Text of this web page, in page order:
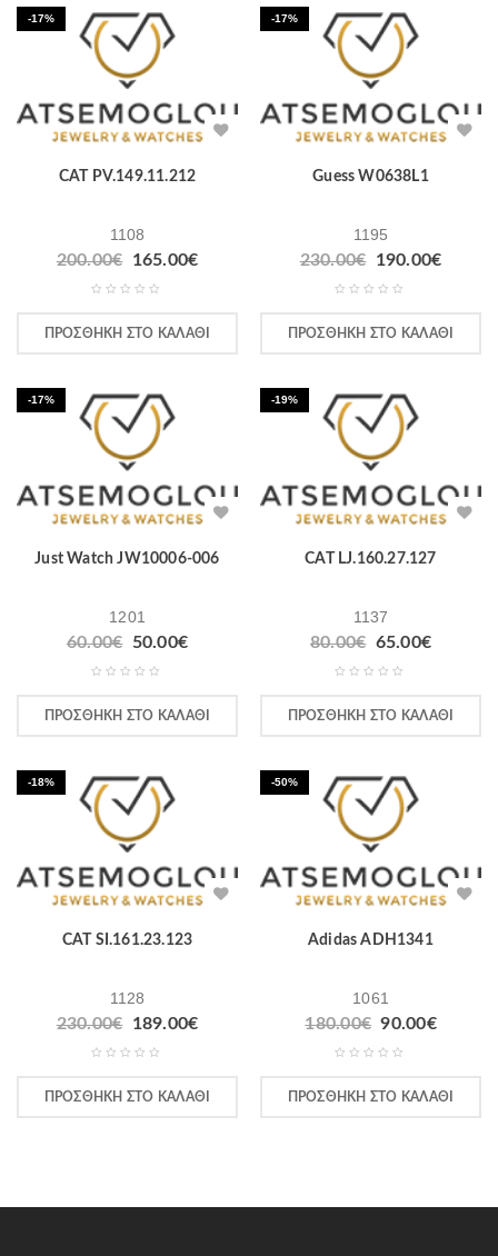
-17%
CAT PV.149.11.212
1108
200.00€ 165.00€
ΠΡΟΣΘΉΚΗ ΣΤΟ ΚΑΛΆΘΙ
-17%
Guess W0638L1
1195
230.00€ 190.00€
ΠΡΟΣΘΉΚΗ ΣΤΟ ΚΑΛΆΘΙ
-17%
Just Watch JW10006-006
1201
60.00€ 50.00€
ΠΡΟΣΘΉΚΗ ΣΤΟ ΚΑΛΆΘΙ
-19%
CAT LJ.160.27.127
1137
80.00€ 65.00€
ΠΡΟΣΘΉΚΗ ΣΤΟ ΚΑΛΆΘΙ
-18%
CAT SI.161.23.123
1128
230.00€ 189.00€
ΠΡΟΣΘΉΚΗ ΣΤΟ ΚΑΛΆΘΙ
-50%
Adidas ADH1341
1061
180.00€ 90.00€
ΠΡΟΣΘΉΚΗ ΣΤΟ ΚΑΛΆΘΙ